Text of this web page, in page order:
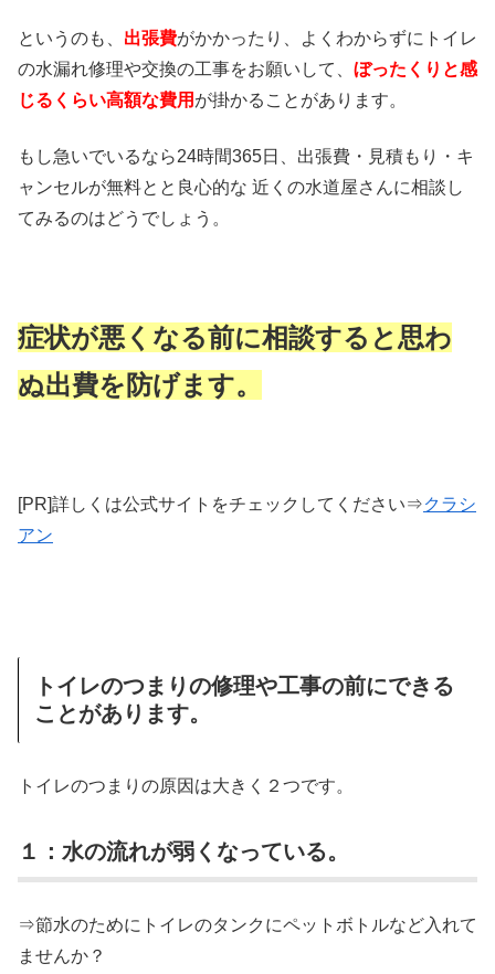
というのも、 出張費がかかったり、よくわからずにトイレ
の水漏れ修理や交換の工事をお願いして、 ぼったくりと感
じるくらい高額な費用 が掛かることがあります。
もし急いでいるなら24時間365日、出張費・見積もり・キ
ャンセルが無料とと良心的な 近くの水道屋さんに相談し
てみるのはどうでしょう。
症状が悪くなる前に相談すると思わ
ぬ出費を防げます。
[PR]詳しくは公式サイトをチェックしてください⇒クラシ
アン
トイレのつまりの修理や工事の前にできる
ことがあります。
トイレのつまりの原因は大きく２つです。
１：水の流れが弱くなっている。
⇒節水のためにトイレのタンクにペットボトルなど入れて
ませんか？